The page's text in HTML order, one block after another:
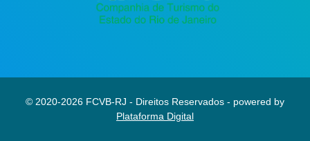
© 2020-2026 FCVB-RJ - Direitos Reservados - powered by
Plataforma Digital